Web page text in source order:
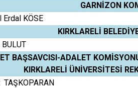
GARNİZON
Erdal KÖSE
KIRKLARELİ
BAŞSAVCISI-ADALET
KIRKLARELİ ÜNİVERSİTESİ